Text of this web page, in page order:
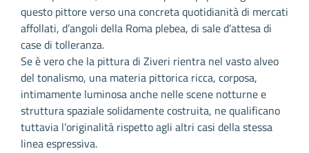
questo pittore verso una concreta quotidianità di mercati
affollati, d’angoli della Roma plebea, di sale d’attesa di
case di tolleranza.
Se è vero che la pittura di Ziveri rientra nel vasto alveo
del tonalismo, una materia pittorica ricca, corposa,
intimamente luminosa anche nelle scene notturne e
struttura spaziale solidamente costruita, ne qualificano
tuttavia l’originalità rispetto agli altri casi della stessa
linea espressiva.